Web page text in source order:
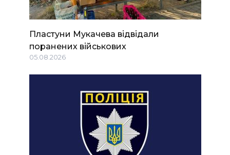
Пластуни Мукачева відвідали
поранених військових
05.08.2026